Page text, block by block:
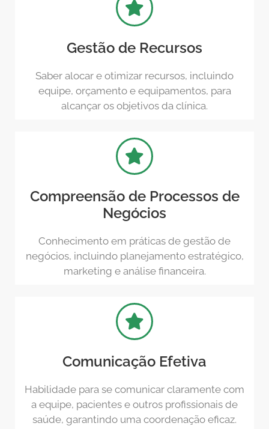
Gestão de Recursos
Saber alocar e otimizar recursos, incluindo
equipe, orçamento e equipamentos, para
alcançar os objetivos da clínica.
Compreensão de Processos de
Negócios
Conhecimento em práticas de gestão de
negócios, incluindo planejamento estratégico,
marketing e análise financeira.
Comunicação Efetiva
Habilidade para se comunicar claramente com
a equipe, pacientes e outros profissionais de
saúde, garantindo uma coordenação eficaz.